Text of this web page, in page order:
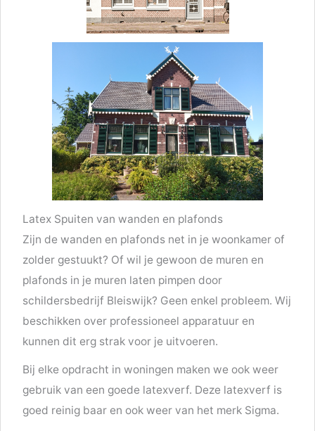
Latex Spuiten van wanden en plafonds
Zijn de wanden en plafonds net in je woonkamer of
zolder gestuukt? Of wil je gewoon de muren en
plafonds in je muren laten pimpen door
schildersbedrijf Bleiswijk? Geen enkel probleem. Wij
beschikken over professioneel apparatuur en
kunnen dit erg strak voor je uitvoeren.
Bij elke opdracht in woningen maken we ook weer
gebruik van een goede latexverf. Deze latexverf is
goed reinig baar en ook weer van het merk Sigma.